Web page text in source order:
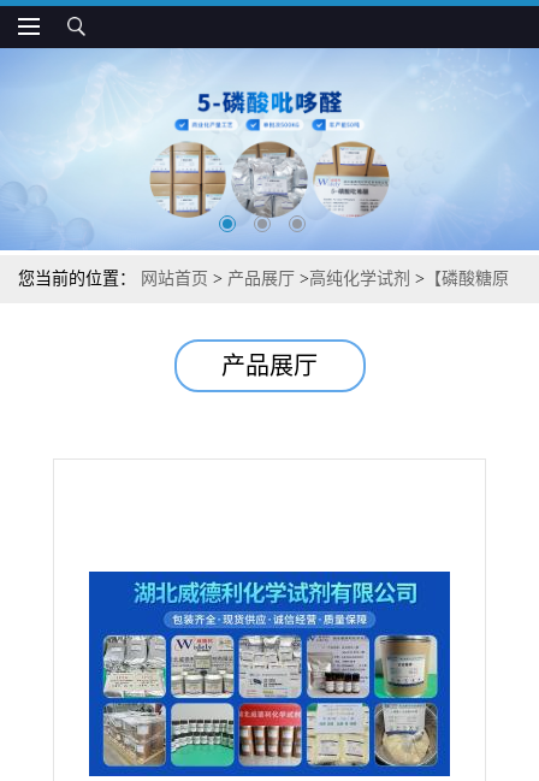
您当前的位置： 网站首页 > 产品展厅 >高纯化学试剂 > 【磷酸糖原
咨询张军【851366-97-7】 产品展厅